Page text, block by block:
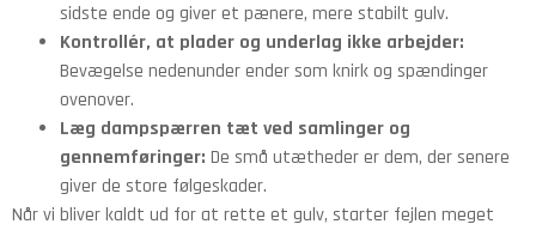
sidste ende og giver et pænere, mere stabilt gulv.
Kontrollér, at plader og underlag ikke arbejder:
Bevægelse nedenunder ender som knirk og spændinger
ovenover.
Læg dampspærren tæt ved samlinger og
gennemføringer: De små utætheder er dem, der senere
giver de store følgeskader.
Når vi bliver kaldt ud for at rette et gulv, starter fejlen meget